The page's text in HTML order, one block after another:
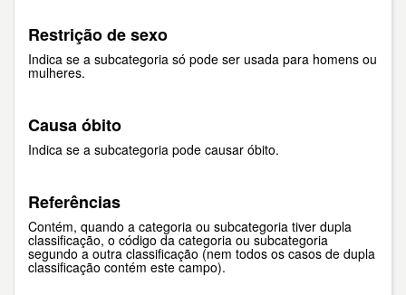
Restrição de sexo
Indica se a subcategoria só pode ser usada para homens ou
mulheres.
Causa óbito
Indica se a subcategoria pode causar óbito.
Referências
Contém, quando a categoria ou subcategoria tiver dupla
classificação, o código da categoria ou subcategoria
segundo a outra classificação (nem todos os casos de dupla
classificação contém este campo).